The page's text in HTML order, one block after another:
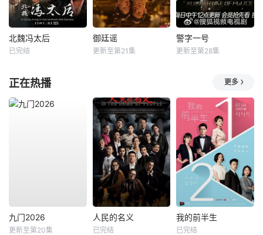
北魏冯太后
已完结
御廷谣
更新至第21集
警字一号
更新至第28集
正在热播 更多
九门2026
更新至第20集
人民的名义
已完结
我的前半生
已完结